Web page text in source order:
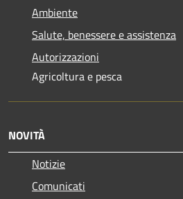
Ambiente
Salute, benessere e assistenza
Autorizzazioni
Agricoltura e pesca
NOVITÀ
Notizie
Comunicati